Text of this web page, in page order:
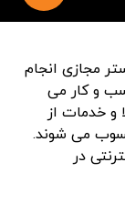
مجازی انجام
و کار می
و خدمات از
می شوند.
در